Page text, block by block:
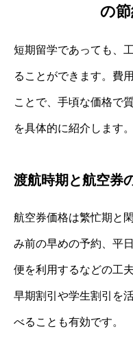
の
短期留学であっても、
ることができます。費
ことで、手頃な価格で
を具体的に紹介します。
渡航時期と航空券
航空券価格は繁忙期と
み前の早めの予約、平
便を利用するなどの工
早期割引や学生割引を
べることも有効です。